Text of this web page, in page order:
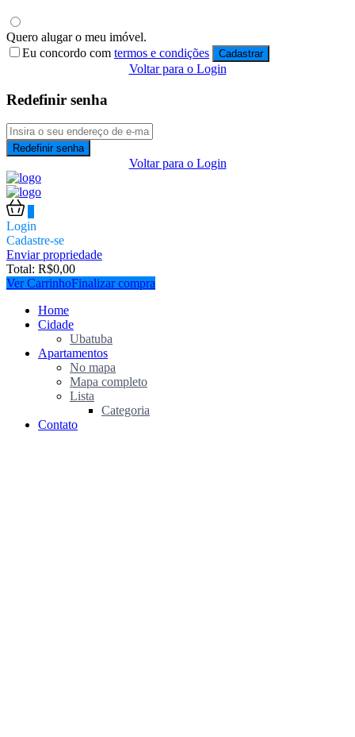
Quero alugar o meu imóvel.
Eu concordo com termos e condições Cadastrar
Voltar para o Login
Redefinir senha
Redefinir senha
Voltar para o Login
Login
Cadastre-se
Enviar propriedade
Total: R$0,00
Ver CarrinhoFinalizar compra
Home
Cidade
Ubatuba
Apartamentos
No mapa
Mapa completo
Lista
Categoria
Contato